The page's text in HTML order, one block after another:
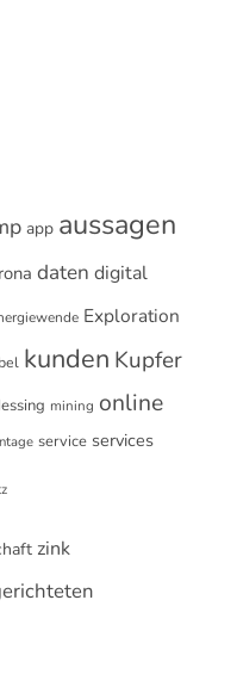
app aussagen
daten digital
Exploration
kunden Kupfer
mining online
service services
zink